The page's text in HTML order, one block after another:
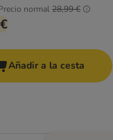
normal28,99 €
Añadir a la cesta